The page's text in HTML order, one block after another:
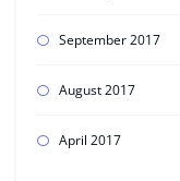
September 2017
August 2017
April 2017